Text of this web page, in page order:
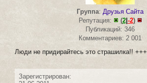
Группа: Друзья Сайта
Репутация:
(2|-2)
Публикаций: 346
Комментариев: 2 001
Люди не придирайтесь это страшилка!! +++
Зарегистрирован: